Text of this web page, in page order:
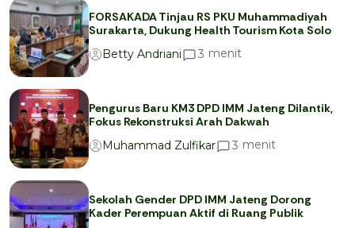
FORSAKADA Tinjau RS PKU Muhammadiyah
Surakarta, Dukung Health Tourism Kota Solo
Betty Andriani
3 menit
Pengurus Baru KM3 DPD IMM Jateng Dilantik,
Fokus Rekonstruksi Arah Dakwah
Muhammad Zulfikar
3 menit
Sekolah Gender DPD IMM Jateng Dorong
Kader Perempuan Aktif di Ruang Publik